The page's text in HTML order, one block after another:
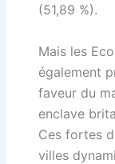
(51,89 %).
Mais les
également
faveur du
enclave
Ces fortes
villes